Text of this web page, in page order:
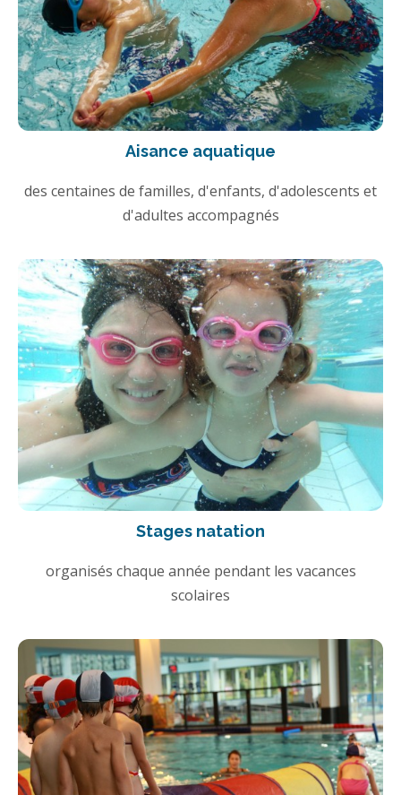
Aisance aquatique
des centaines de familles, d'enfants, d'adolescents et
d'adultes accompagnés
Stages natation
organisés chaque année pendant les vacances
scolaires